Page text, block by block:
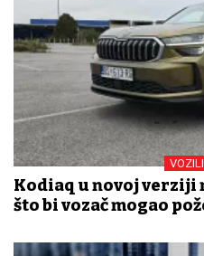
Kodiaq u novoj verziji
što bi vozač mogao